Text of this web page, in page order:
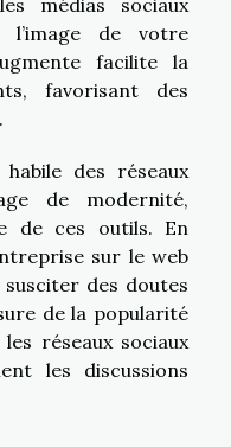
l’image de votre
facilite la
favorisant des
des réseaux
de modernité,
de ces outils. En
sur le web
des doutes
de la popularité
réseaux sociaux
les discussions